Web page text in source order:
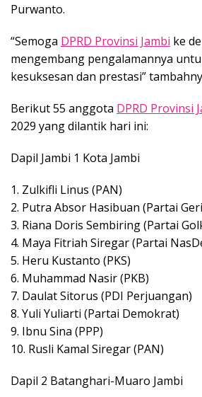
Purwanto.
“Semoga DPRD Provinsi Jambi ke
mengembang pengalamannya
kesuksesan dan prestasi”
Berikut 55 anggota DPRD Provinsi
2029 yang dilantik hari ini:
Dapil Jambi 1 Kota Jambi
1. Zulkifli Linus (PAN)
2. Putra Absor Hasibuan (Partai
3. Riana Doris Sembiring (Partai
4. Maya Fitriah Siregar (Partai
5. Heru Kustanto (PKS)
6. Muhammad Nasir (PKB)
7. Daulat Sitorus (PDI Perjuangan)
8. Yuli Yuliarti (Partai Demokrat)
9. Ibnu Sina (PPP)
10. Rusli Kamal Siregar (PAN)
Dapil 2 Batanghari-Muaro Jambi